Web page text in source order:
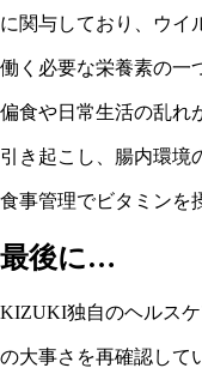
に関与しており、ウイ
働く必要な栄養素の一
偏食や日常生活の乱れ
引き起こし、腸内環境
食事管理でビタミンを
最後に…
KIZUKI独自のヘルスケ
の大事さを再確認して